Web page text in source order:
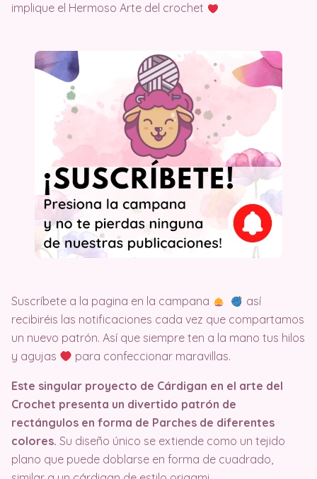
implique el Hermoso Arte del crochet
Suscríbete a la pagina en la campana
así
recibiréis las notificaciones cada vez que compartamos
un nuevo patrón. Así que siempre ten a la mano tus hilos
y agujas
para confeccionar maravillas.
Este singular proyecto de Cárdigan en el arte del
Crochet presenta un divertido patrón de
rectángulos en forma de Parches de diferentes
colores. Su diseño único se extiende como un tejido
plano que puede doblarse en forma de cuadrado,